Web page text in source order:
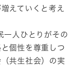
えていくと考え
人ひとりがその
個性を尊重しつ
共生社会）の実